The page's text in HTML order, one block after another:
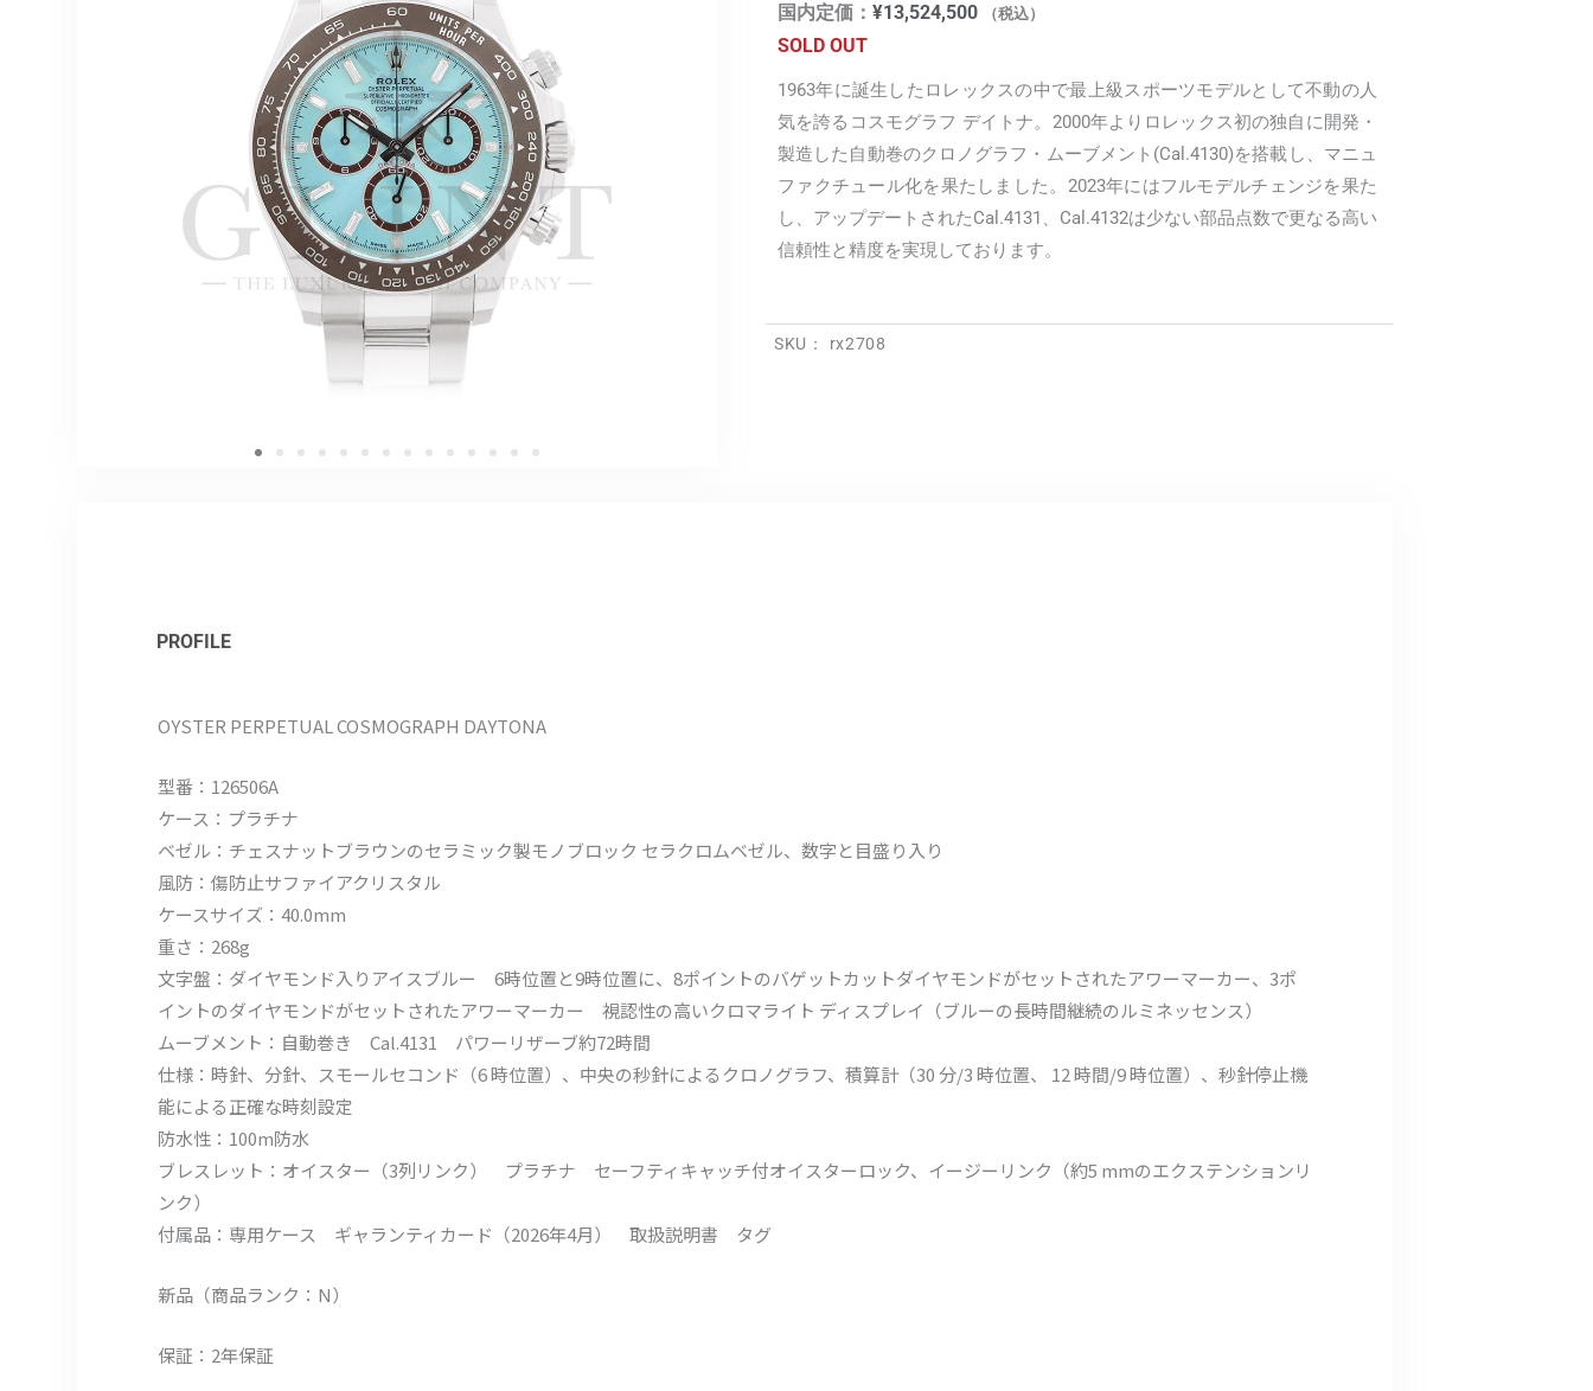
国内定価： ¥13,524,500 （税込）
SOLD OUT
1963年に誕生したロレックスの中で最上級スポーツモデルとして不動の人
気を誇るコスモグラフ デイトナ。2000年よりロレックス初の独自に開発・
製造した自動巻のクロノグラフ・ムーブメント(Cal.4130)を搭載し、マニュ
ファクチュール化を果たしました。2023年にはフルモデルチェンジを果た
し、アップデートされたCal.4131、Cal.4132は少ない部品点数で更なる高い
信頼性と精度を実現しております。
SKU： rx2708
PROFILE
OYSTER PERPETUAL COSMOGRAPH DAYTONA
型番：126506A
ケース：プラチナ
ベゼル：チェスナットブラウンのセラミック製モノブロック セラクロムベゼル、数字と目盛り入り
風防：傷防止サファイアクリスタル
ケースサイズ：40.0mm
重さ：268g
文字盤：ダイヤモンド入りアイスブルー 6時位置と9時位置に、8ポイントのバゲットカットダイヤモンドがセットされたアワーマーカー、3ポ
イントのダイヤモンドがセットされたアワーマーカー 視認性の高いクロマライト ディスプレイ（ブルーの長時間継続のルミネッセンス）
ムーブメント：自動巻き Cal.4131 パワーリザーブ約72時間
仕様：時針、分針、スモールセコンド（6 時位置）、中央の秒針によるクロノグラフ、積算計（30 分/3 時位置、 12 時間/9 時位置）、秒針停止機
能による正確な時刻設定
防水性：100m防水
ブレスレット：オイスター（3列リンク） プラチナ セーフティキャッチ付オイスターロック、イージーリンク（約5 mmのエクステンションリ
ンク）
付属品：専用ケース ギャランティカード（2026年4月） 取扱説明書 タグ
新品（商品ランク：N）
保証：2年保証